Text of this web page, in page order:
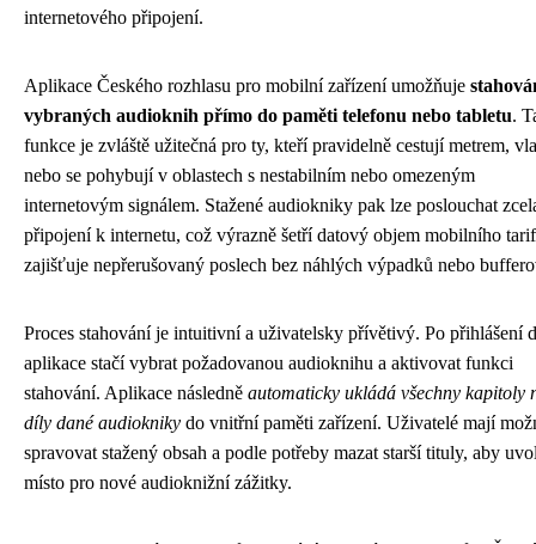
internetového připojení.
Aplikace Českého rozhlasu pro mobilní zařízení umožňuje
vybraných audioknih přímo do paměti telefonu nebo tabletu.
funkce je zvláště užitečná pro ty, kteří pravidelně cestují metrem,
nebo se pohybují v oblastech s nestabilním nebo omezeným
internetovým signálem. Stažené audiokniky pak lze poslouchat
připojení k internetu, což výrazně šetří datový objem mobilního
zajišťuje nepřerušovaný poslech bez náhlých výpadků nebo
Proces stahování je intuitivní a uživatelsky přívětivý. Po přihlášení
aplikace stačí vybrat požadovanou audioknihu a aktivovat funkci
stahování. Aplikace následně automaticky ukládá všechny kapitoly
díly dané audiokniky do vnitřní paměti zařízení. Uživatelé mají
spravovat stažený obsah a podle potřeby mazat starší tituly, aby
místo pro nové audioknižní zážitky.